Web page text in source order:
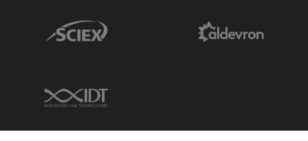
Sciex Link
IDT Link